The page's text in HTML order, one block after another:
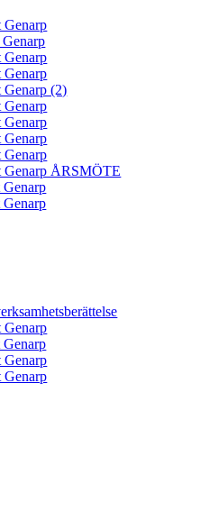
Genarp
Genarp
Genarp
(2)
Genarp
Genarp
Genarp
Genarp
Genarp ÅRSMÖTE
Genarp
Genarp
Genarp